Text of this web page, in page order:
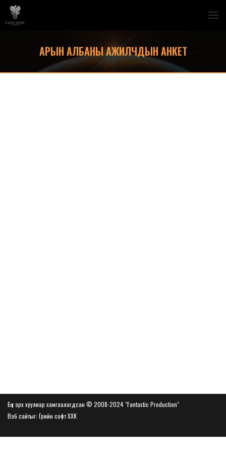
АРЫН АЛБАНЫ АЖИЛЧДЫН АНКЕТ
Бүх эрх хуулиар хамгаалагдсан © 2008-2024 "Fantastic Production"
Вэб сайтыг: Грийн софт ХХК